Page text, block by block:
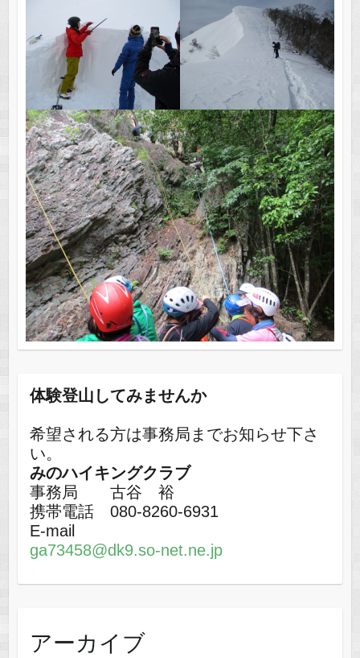
体験登山してみませんか
希望される方は事務局までお知らせ下さ
い。
みのハイキングクラブ
事務局 古谷 裕
携帯電話 080-8260-6931
E-mail
ga73458@dk9.so-net.ne.jp
アーカイブ